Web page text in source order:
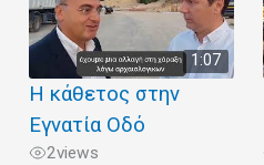
1:07
Η κάθετος στην
Εγνατία Οδό
2views